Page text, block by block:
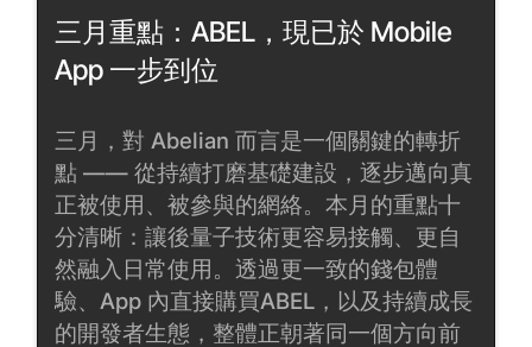
三月重點：ABEL，現已於 Mobile
App 一步到位
三月，對 Abelian 而言是一個關鍵的轉折
點 —— 從持續打磨基礎建設，逐步邁向真
正被使用、被參與的網絡。本月的重點十
分清晰：讓後量子技術更容易接觸、更自
然融入日常使用。透過更一致的錢包體
驗、App 內直接購買ABEL，以及持續成長
的開發者生態，整體正朝著同一個方向前